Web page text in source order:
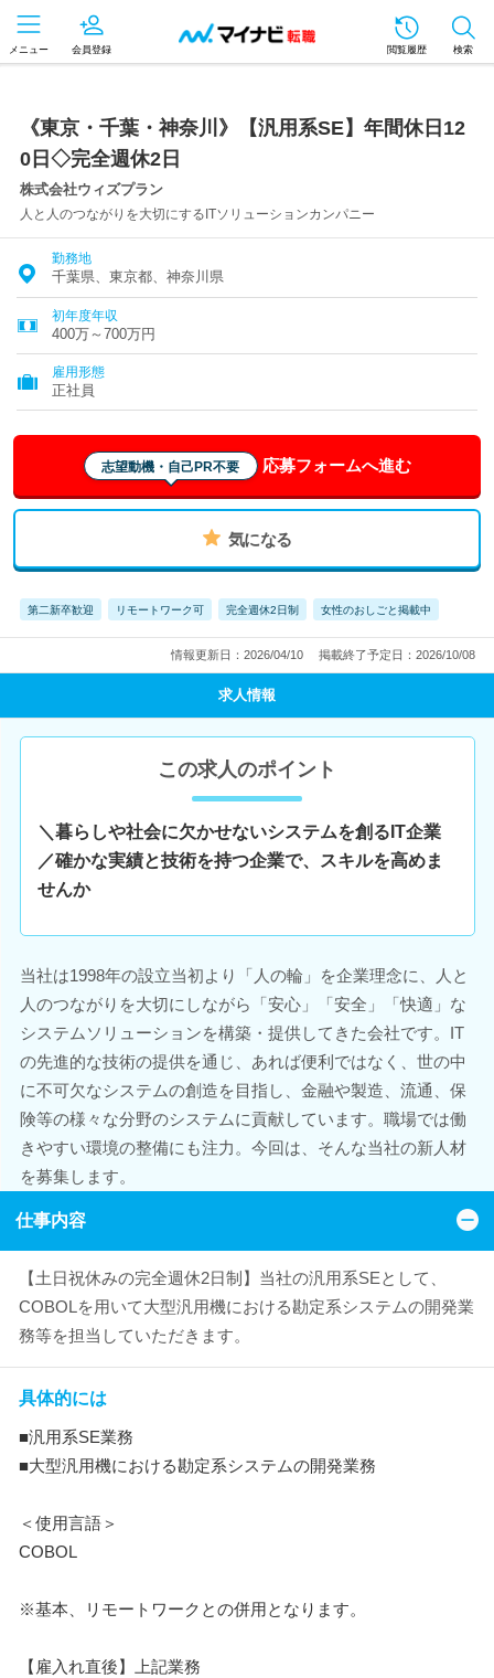
メニュー 会員登録 閲覧履歴 検索
《東京・千葉・神奈川》【汎用系SE】年間休日12
0日◇完全週休2日
株式会社ウィズプラン
人と人のつながりを大切にするITソリューションカンパニー
勤務地
千葉県、東京都、神奈川県
初年度年収
400万～700万円
雇用形態
正社員
志望動機・自己PR不要 応募フォームへ進む
気になる
第二新卒歓迎 リモートワーク可 完全週休2日制 女性のおしごと掲載中
情報更新日：2026/04/10 掲載終了予定日：2026/10/08
求人情報
この求人のポイント
＼暮らしや社会に欠かせないシステムを創るIT企業
／確かな実績と技術を持つ企業で、スキルを高めま
せんか
当社は1998年の設立当初より「人の輪」を企業理念に、人と
人のつながりを大切にしながら「安心」「安全」「快適」な
システムソリューションを構築・提供してきた会社です。IT
の先進的な技術の提供を通じ、あれば便利ではなく、世の中
に不可欠なシステムの創造を目指し、金融や製造、流通、保
険等の様々な分野のシステムに貢献しています。職場では働
きやすい環境の整備にも注力。今回は、そんな当社の新人材
を募集します。
仕事内容
【土日祝休みの完全週休2日制】当社の汎用系SEとして、
COBOLを用いて大型汎用機における勘定系システムの開発業
務等を担当していただきます。
具体的には
■汎用系SE業務
■大型汎用機における勘定系システムの開発業務
＜使用言語＞
COBOL
※基本、リモートワークとの併用となります。
【雇入れ直後】上記業務